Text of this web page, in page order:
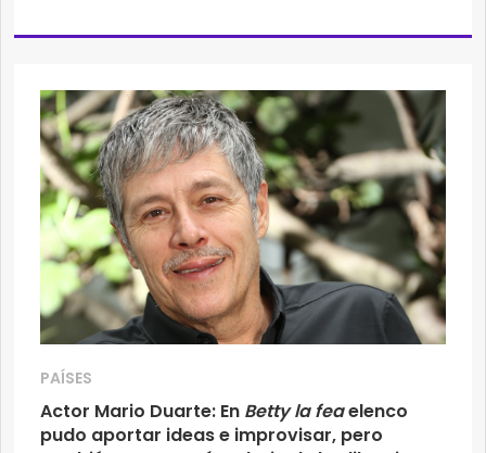
PAÍSES
Actor Mario Duarte: En Betty la feaelenco
pudo aportar ideas e improvisar, pero